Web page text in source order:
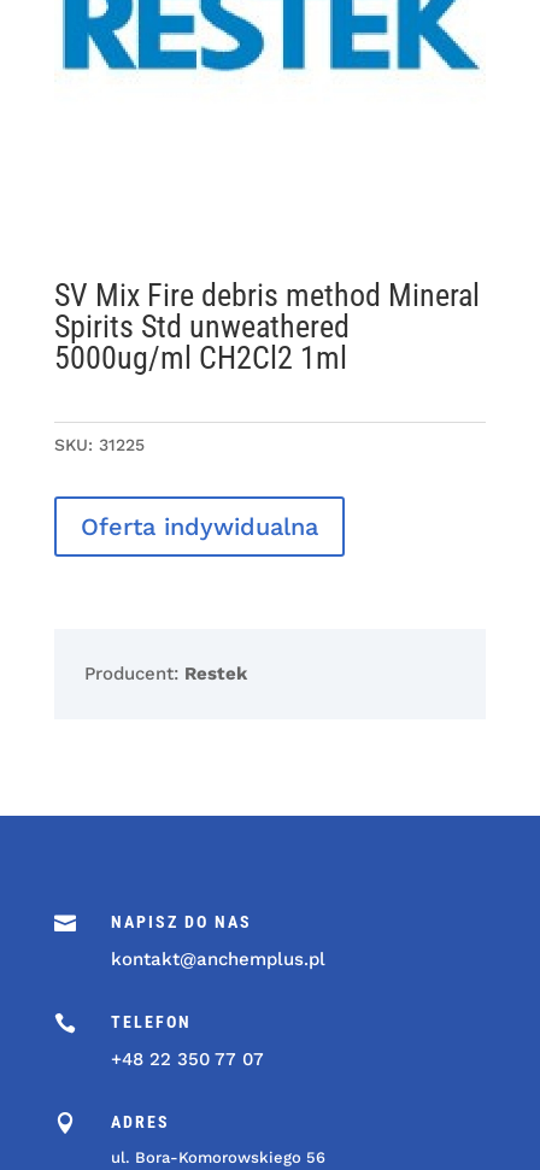
SV Mix Fire debris method Mineral
Spirits Std unweathered
5000ug/ml CH2Cl2 1ml
SKU: 31225
Oferta indywidualna
Producent: Restek
 NAPISZ DO NAS
kontakt@anchemplus.pl
 TELEFON
+48 22 350 77 07
 ADRES
ul. Bora-Komorowskiego 56